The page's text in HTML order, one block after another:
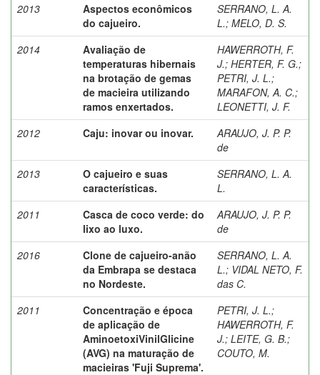
2013
Aspectos econômicos
do cajueiro.
SERRANO, L. A.
L.; MELO, D. S.
2014
Avaliação de
temperaturas hibernais
na brotação de gemas
de macieira utilizando
ramos enxertados.
HAWERROTH, F.
J.; HERTER, F. G.;
PETRI, J. L.;
MARAFON, A. C.;
LEONETTI, J. F.
2012
Caju: inovar ou inovar.
ARAUJO, J. P. P.
de
2013
O cajueiro e suas
características.
SERRANO, L. A.
L.
2011
Casca de coco verde: do
lixo ao luxo.
ARAUJO, J. P. P.
de
2016
Clone de cajueiro-anão
da Embrapa se destaca
no Nordeste.
SERRANO, L. A.
L.; VIDAL NETO, F.
das C.
2011
Concentração e época
de aplicação de
AminoetoxiVinilGlicine
(AVG) na maturação de
macieiras 'Fuji Suprema'.
PETRI, J. L.;
HAWERROTH, F.
J.; LEITE, G. B.;
COUTO, M.